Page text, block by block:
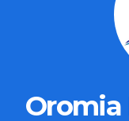
Oromia